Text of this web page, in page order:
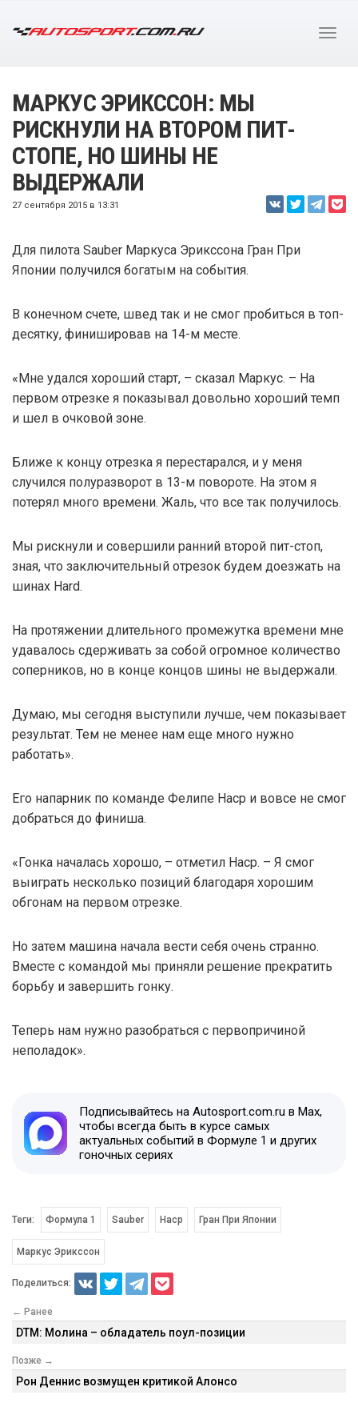
МАРКУС ЭРИКССОН: МЫ
РИСКНУЛИ НА ВТОРОМ ПИТ-
СТОПЕ, НО ШИНЫ НЕ
ВЫДЕРЖАЛИ
27 сентября 2015 в 13:31
Для пилота Sauber Маркуса Эрикссона Гран При
Японии получился богатым на события.
В конечном счете, швед так и не смог пробиться в топ-
десятку, финишировав на 14-м месте.
«Мне удался хороший старт, – сказал Маркус. – На
первом отрезке я показывал довольно хороший темп
и шел в очковой зоне.
Ближе к концу отрезка я перестарался, и у меня
случился полуразворот в 13-м повороте. На этом я
потерял много времени. Жаль, что все так получилось.
Мы рискнули и совершили ранний второй пит-стоп,
зная, что заключительный отрезок будем доезжать на
шинах Hard.
На протяжении длительного промежутка времени мне
удавалось сдерживать за собой огромное количество
соперников, но в конце концов шины не выдержали.
Думаю, мы сегодня выступили лучше, чем показывает
результат. Тем не менее нам еще много нужно
работать».
Его напарник по команде Фелипе Наср и вовсе не смог
добраться до финиша.
«Гонка началась хорошо, – отметил Наср. – Я смог
выиграть несколько позиций благодаря хорошим
обгонам на первом отрезке.
Но затем машина начала вести себя очень странно.
Вместе с командой мы приняли решение прекратить
борьбу и завершить гонку.
Теперь нам нужно разобраться с первопричиной
неполадок».
Подписывайтесь на Autosport.com.ru в Max,
чтобы всегда быть в курсе самых
актуальных событий в Формуле 1 и других
гоночных сериях
Теги: Формула 1 Sauber Наср Гран При Японии
Маркус Эрикссон
Поделиться:
← Ранее
DTM: Молина – обладатель поул-позиции
Позже →
Рон Деннис возмущен критикой Алонсо